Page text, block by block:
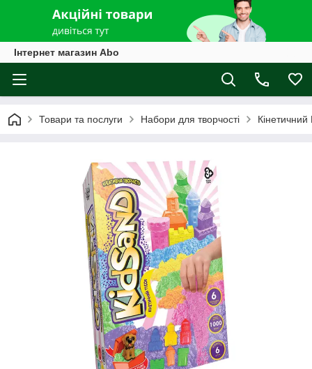
Інтернет магазин Abo
Товари та послуги Набори для творчості Кінетичний